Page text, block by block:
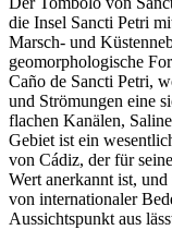
die Insel Sancti Petri
Marsch- und
geomorphologische
Caño de Sancti Petri,
und Strömungen eine
flachen Kanälen,
Gebiet ist ein
von Cádiz, der für
Wert anerkannt ist,
von internationaler
Aussichtspunkt aus